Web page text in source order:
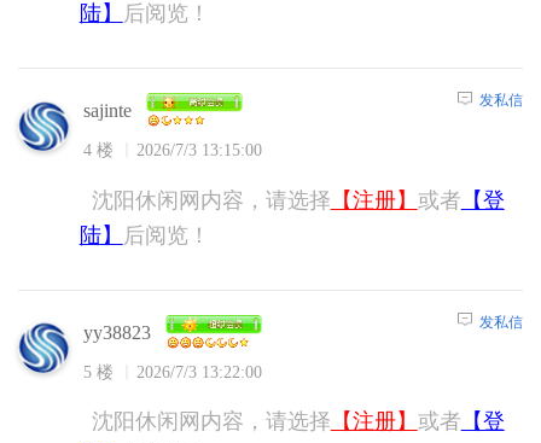
陆】
后阅览！
sajinte
4 楼 2026/7/3 13:15:00
发私信
沈阳休闲网内容，请选择 【注册】 或者 【登
陆】
后阅览！
yy38823
5 楼 2026/7/3 13:22:00
发私信
沈阳休闲网内容，请选择 【注册】 或者 【登